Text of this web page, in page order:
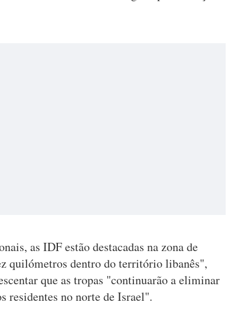
as IDF estão destacadas na zona de
quilómetros dentro do território libanês",
que as tropas "continuarão a eliminar
residentes no norte de Israel".